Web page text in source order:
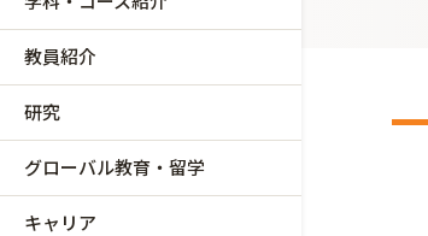
教員紹介
研究
グローバル教育・留学
キャリア